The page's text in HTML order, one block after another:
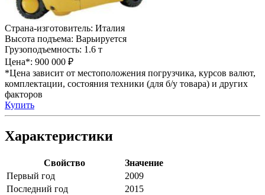
Страна-изготовитель: Италия
Высота подъема: Варьируется
Грузоподъемность: 1.6 т
Цена*: 900 000 ₽
*Цена зависит от местоположения погрузчика, курсов валют,
комплектации, состояния техники (для б/у товара) и других
факторов
Купить
Характеристики
Свойство
Значение
Первый год
2009
Последний год
2015